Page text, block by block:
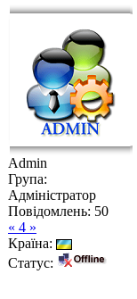
Admin
Група:
Адміністратор
Повідомлень: 50
« 4 »
Країна:
Статус: